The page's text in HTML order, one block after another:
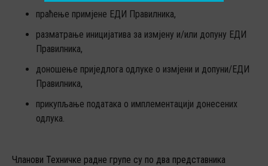
праћење примјене ЕДИ Правилника,
разматрање иницијатива за измјену и/или допуну ЕДИ
Правилника,
доношење приједлога одлуке о измјени и допуни/ЕДИ
Правилника,
прикупљање података о имплементацији донесених
одлука.
Чланови Техничке радне групе су по два представника